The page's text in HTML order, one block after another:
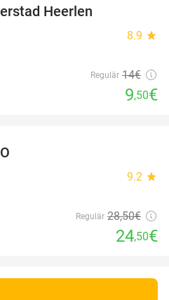
Heerlen
8.9 star
Regulär 14€
9,50€
9.2 star
Regulär 28,50€
24,50€